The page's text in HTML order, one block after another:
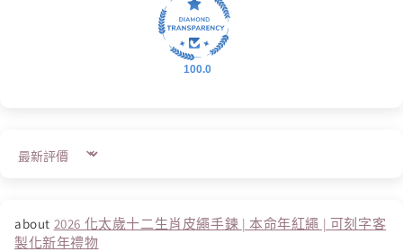
100.0
Sort by
2026 化太歲十二生肖皮繩手鍊 | 本命年紅繩 | 可刻字客
製化新年禮物